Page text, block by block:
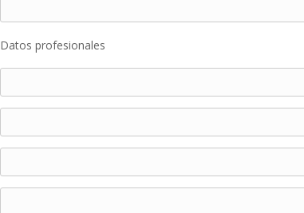
Datos profesionales